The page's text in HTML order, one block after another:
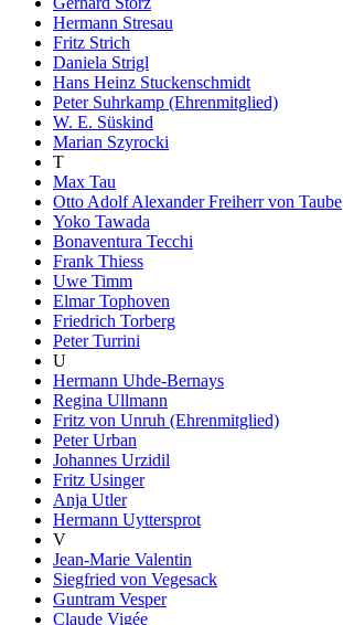
Hermann Stresau
Fritz Strich
Daniela Strigl
Hans Heinz Stuckenschmidt
Peter Suhrkamp (Ehrenmitglied)
W. E. Süskind
Marian Szyrocki
T
Max Tau
Otto Adolf Alexander Freiherr von Taube
Yoko Tawada
Bonaventura Tecchi
Frank Thiess
Uwe Timm
Elmar Tophoven
Friedrich Torberg
Peter Turrini
U
Hermann Uhde-Bernays
Regina Ullmann
Fritz von Unruh (Ehrenmitglied)
Peter Urban
Johannes Urzidil
Fritz Usinger
Anja Utler
Hermann Uyttersprot
V
Jean-Marie Valentin
Siegfried von Vegesack
Guntram Vesper
Claude Vigée